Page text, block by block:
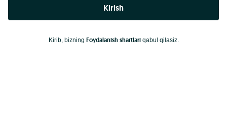
Kirish
Kirib, bizning Foydalanish shartlariqabul qilasiz.